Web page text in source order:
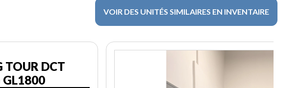
VOIR DES UNITÉS SIMILAIRES EN INVENTAIRE
TOUR DCT